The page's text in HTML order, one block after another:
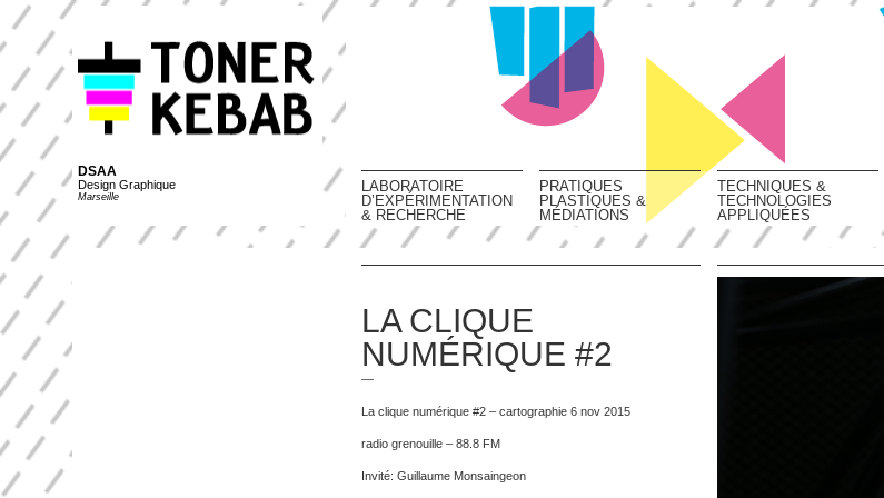
DSAA
Design Graphique
Marseille
LABORATOIRE
D’EXPÉRIMENTATION
& RECHERCHE
PRATIQUES
PLASTIQUES &
MÉDIATIONS
TECHNIQUES &
TECHNOLOGIES
APPLIQUÉES
LA CLIQUE
NUMÉRIQUE #2
—
La clique numérique #2 – cartographie 6 nov 2015
radio grenouille – 88.8 FM
Invité: Guillaume Monsaingeon